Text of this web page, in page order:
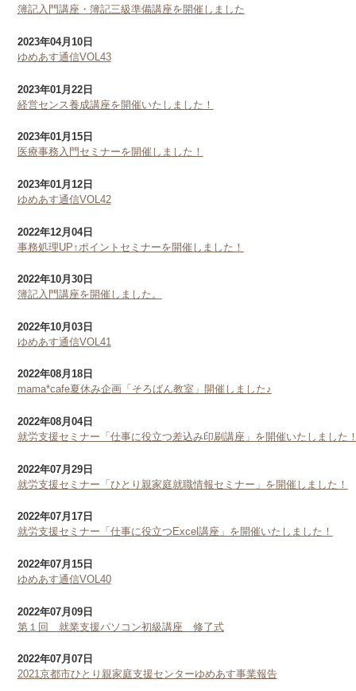
簿記入門講座・簿記三級準備講座を開催しました
2023年04月10日
ゆめあす通信VOL43
2023年01月22日
経営センス養成講座を開催いたしました！
2023年01月15日
医療事務入門セミナーを開催しました！
2023年01月12日
ゆめあす通信VOL42
2022年12月04日
事務処理UP↑ポイントセミナーを開催しました！
2022年10月30日
簿記入門講座を開催しました。
2022年10月03日
ゆめあす通信VOL41
2022年08月18日
mama*cafe夏休み企画「そろばん教室」開催しました♪
2022年08月04日
就労支援セミナー「仕事に役立つ差込み印刷講座」を開催いたしました
2022年07月29日
就労支援セミナー「ひとり親家庭就職情報セミナー」を開催しました！
2022年07月17日
就労支援セミナー「仕事に役立つExcel講座」を開催いたしました！
2022年07月15日
ゆめあす通信VOL40
2022年07月09日
第１回 就業支援パソコン初級講座 修了式
2022年07月07日
2021京都市ひとり親家庭支援センターゆめあす事業報告